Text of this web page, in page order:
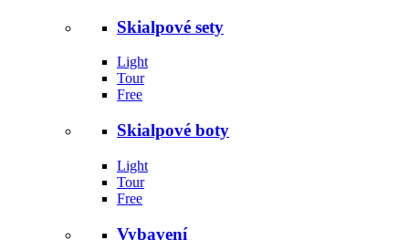
Skialpové sety
Light
Tour
Free
Skialpové boty
Light
Tour
Free
Vybavení